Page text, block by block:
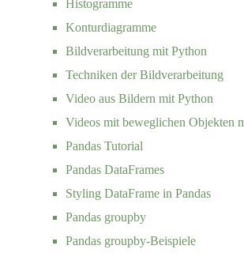
Histogramme
Konturdiagramme
Bildverarbeitung mit Python
Techniken der Bildverarbeitung
Video aus Bildern mit Python
Videos mit beweglichen Objekten
Pandas Tutorial
Pandas DataFrames
Styling DataFrame in Pandas
Pandas groupby
Pandas groupby-Beispiele